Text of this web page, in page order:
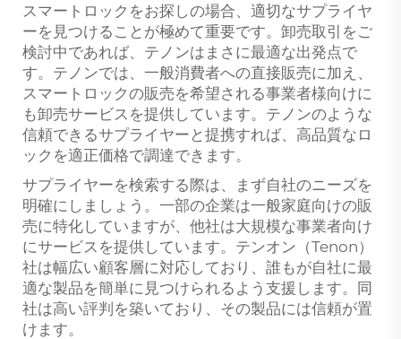
スマートロックをお探しの場合、適切なサプライヤ
ーを見つけることが極めて重要です。卸売取引をご
検討中であれば、テノンはまさに最適な出発点で
す。テノンでは、一般消費者への直接販売に加え、
スマートロックの販売を希望される事業者様向けに
も卸売サービスを提供しています。テノンのような
信頼できるサプライヤーと提携すれば、高品質なロ
ックを適正価格で調達できます。
サプライヤーを検索する際は、まず自社のニーズを
明確にしましょう。一部の企業は一般家庭向けの販
売に特化していますが、他社は大規模な事業者向け
にサービスを提供しています。テンオン（Tenon）
社は幅広い顧客層に対応しており、誰もが自社に最
適な製品を簡単に見つけられるよう支援します。同
社は高い評判を築いており、その製品には信頼が置
けます。